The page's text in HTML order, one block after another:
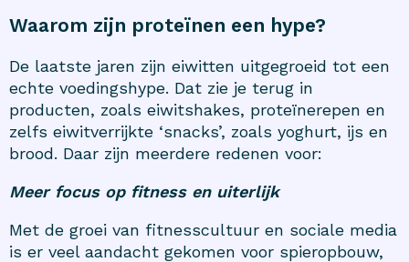
Waarom zijn proteïnen een hype?
De laatste jaren zijn eiwitten uitgegroeid tot een
echte voedingshype. Dat zie je terug in
producten, zoals eiwitshakes, proteïnerepen en
zelfs eiwitverrijkte ‘snacks’, zoals yoghurt, ijs en
brood. Daar zijn meerdere redenen voor:
Meer focus op fitness en uiterlijk
Met de groei van fitnesscultuur en sociale media
is er veel aandacht gekomen voor spieropbouw,